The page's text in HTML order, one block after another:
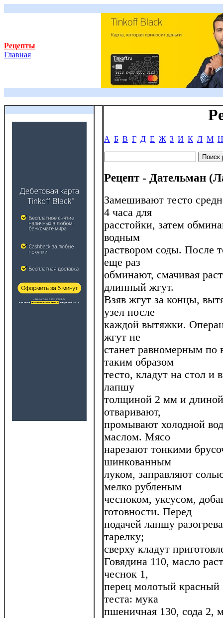
Рецепты
Главная
А Б В Г Д Е Ж З И К Л М Н
Рецепт - Дательман
Замешивают тесто
4 часа для
расстойки, затем
водным
раствором соды. После
еще раз
обминают, смачивая
длинный жгут.
Взяв жгут за концы,
узел после
каждой вытяжки.
жгут не
станет равномерным по
таким образом
тесто, кладут на стол и
лапшу
толщиной 2 мм и
отваривают,
промывают холодной
маслом. Мясо
нарезают тонкими
шинкованным
луком, заправляют
мелко рубленым
чесноком, уксусом,
готовности. Перед
подачей лапшу
тарелку;
сверху кладут
Говядина 110, масло
чеснок 1,
перец молотый красный
теста: мука
пшеничная 130, сода 2,